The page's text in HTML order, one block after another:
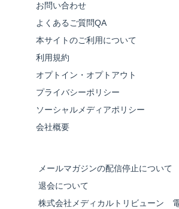
お問い合わせ
よくあるご質問QA
本サイトのご利用について
利用規約
オプトイン・オプトアウト
プライバシーポリシー
ソーシャルメディアポリシー
会社概要
メールマガジンの配信停止について
退会について
株式会社メディカルトリビューン